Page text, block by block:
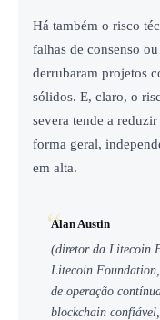
Há também o risco
falhas de consenso
derrubaram projetos
sólidos. E, claro, o
severa tende a
forma geral,
em alta.
Alan Austin
(diretor da Litecoin
Litecoin
de operação
blockchain